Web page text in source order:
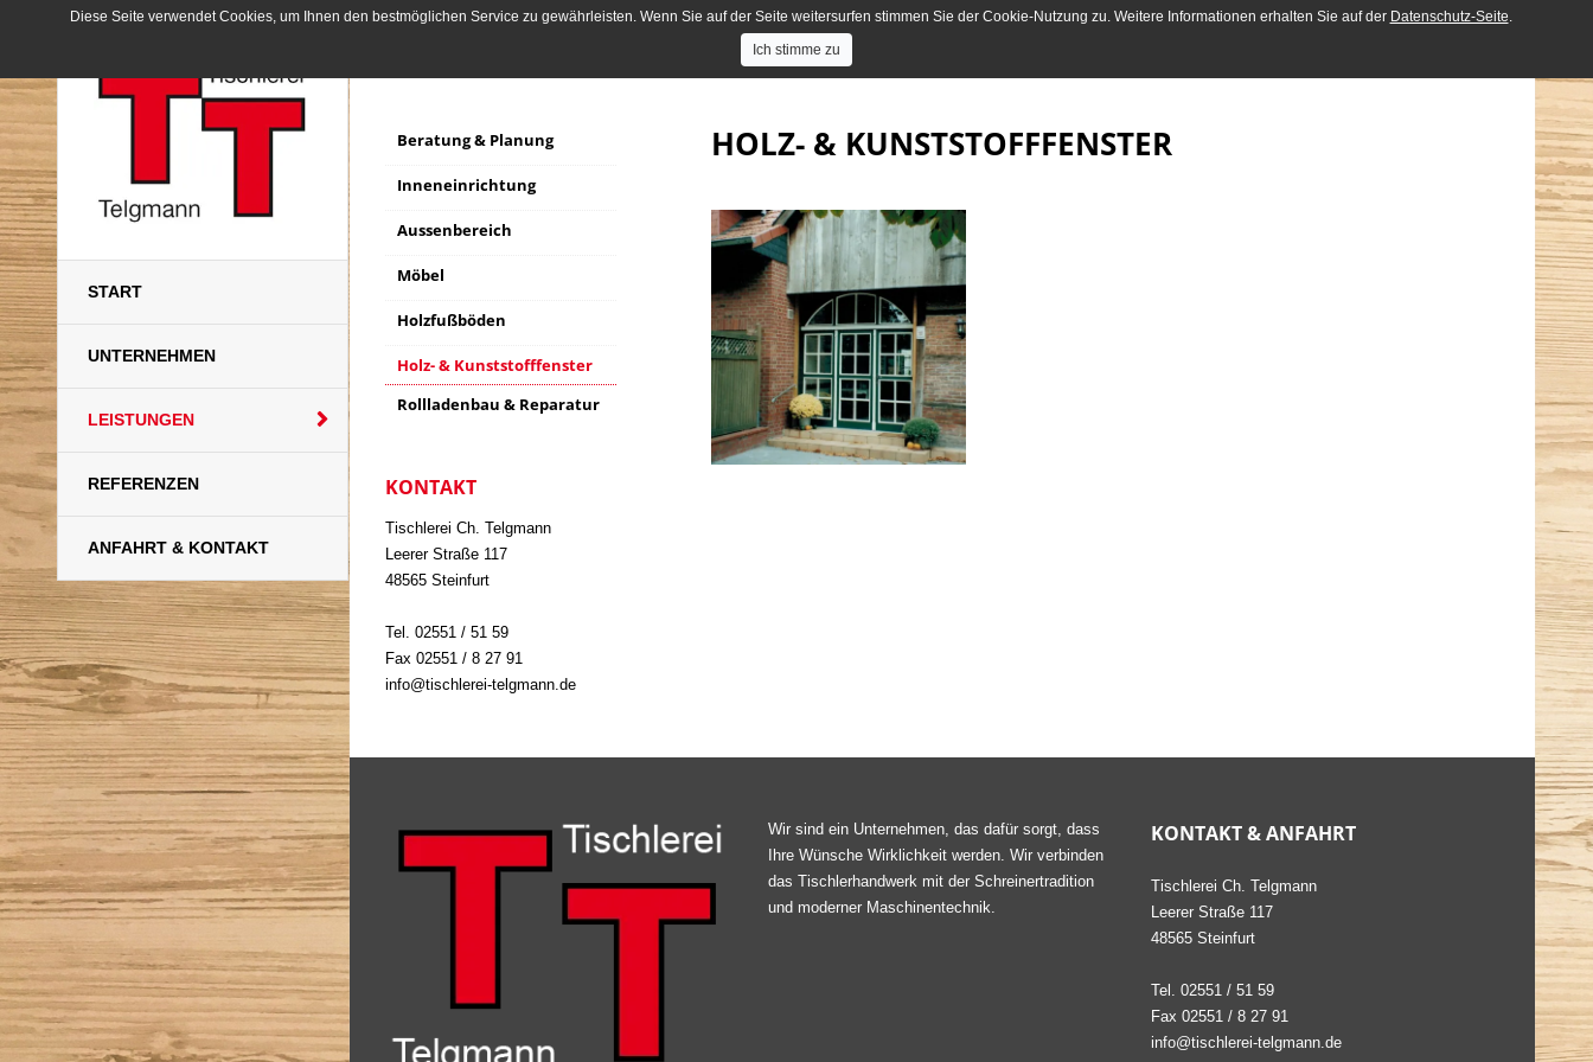
START
UNTERNEHMEN
LEISTUNGEN
REFERENZEN
ANFAHRT & KONTAKT
HOLZ- & KUNSTSTOFFFENSTER
Beratung & Planung
Inneneinrichtung
Aussenbereich
Möbel
Holzfußböden
Holz- & Kunststofffenster
Rollladenbau & Reparatur
KONTAKT
Tischlerei Ch. Telgmann
Leerer Straße 117
48565 Steinfurt
Tel. 02551 / 51 59
Fax 02551 / 8 27 91
info@tischlerei-telgmann.de
Wir sind ein Unternehmen, das dafür sorgt, dass
Ihre Wünsche Wirklichkeit werden. Wir verbinden
das Tischlerhandwerk mit der Schreinertradition
und moderner Maschinentechnik.
KONTAKT & ANFAHRT
Tischlerei Ch. Telgmann
Leerer Straße 117
48565 Steinfurt
Tel. 02551 / 51 59
Fax 02551 / 8 27 91
info@tischlerei-telgmann.de
Diese Seite verwendet Cookies, um Ihnen den bestmöglichen Service zu gewährleisten. Wenn Sie auf der Seite weitersurfen stimmen Sie der Cookie-Nutzung zu. Weitere Informationen erhalten Sie auf der Datenschutz-Seite.
Ich stimme zu